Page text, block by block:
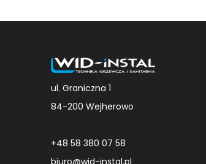
ul. Graniczna 1
84-200 Wejherowo
+48 58 380 07 58